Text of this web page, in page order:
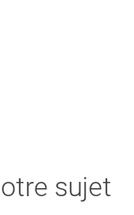
sujet